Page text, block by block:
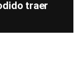
traer